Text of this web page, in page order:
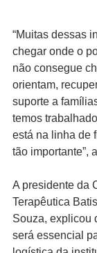
“Muitas dessas
chegar onde o
não consegue
orientam,
suporte a
temos
está na linha de
tão importante”,
A presidente da
Terapêutica
Souza, explicou
será essencial